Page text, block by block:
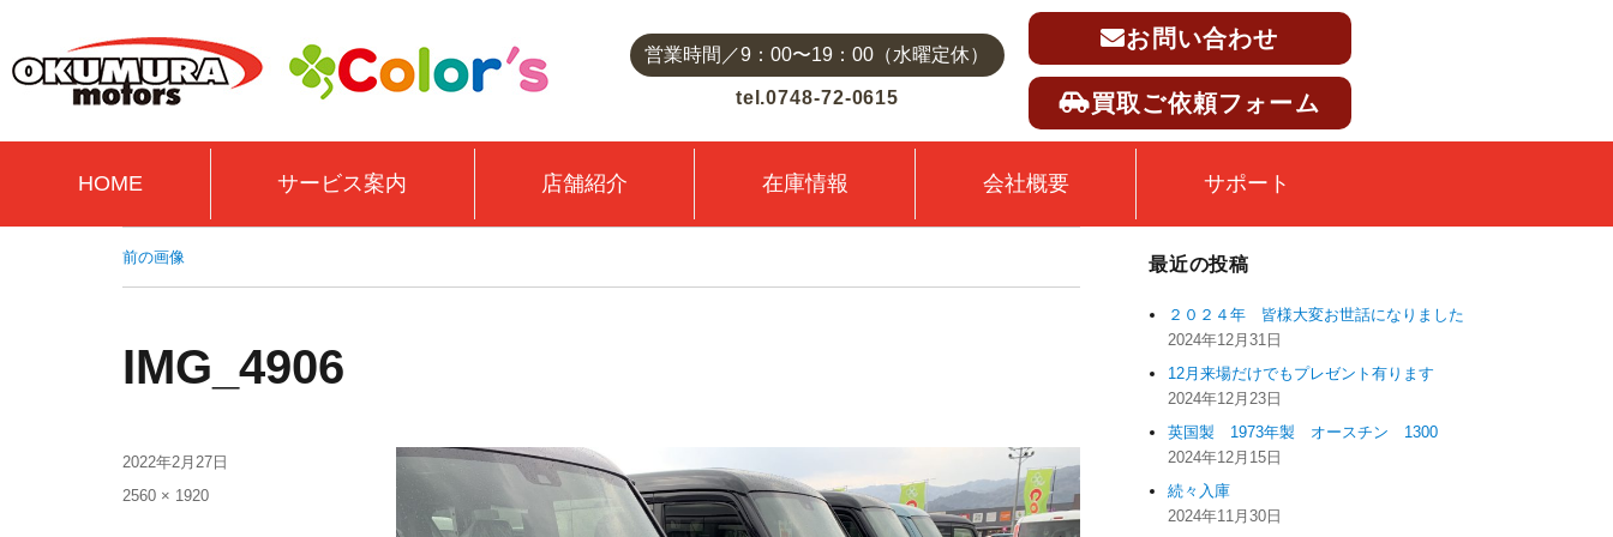
営業時間／9：00〜19：00（水曜定休）
tel.0748-72-0615
お問い合わせ
買取ご依頼フォーム
HOME サービス案内 店舗紹介 在庫情報 会社概要 サポート
前の画像
IMG_4906
2022年2月27日
2560 × 1920
最近の投稿
２０２４年 皆様大変お世話になりました
2024年12月31日
12月来場だけでもプレゼント有ります
2024年12月23日
英国製 1973年製 オースチン 1300
2024年12月15日
続々入庫
2024年11月30日